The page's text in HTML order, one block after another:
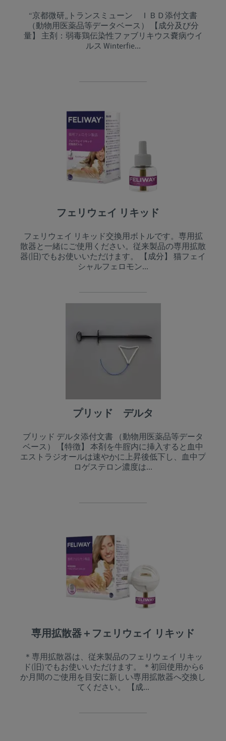
“京都微研„トランスミューン ＩＢＤ添付文書
（動物用医薬品等データベース） 【成分及び分
量】 主剤：弱毒鶏伝染性ファブリキウス嚢病ウイ
ルス Winterfie...
フェリウェイ リキッド
フェリウェイ リキッド交換用ボトルです。専用拡
散器と一緒にご使用ください。従来製品の専用拡散
器(旧)でもお使いいただけます。 【成分】 猫フェイ
シャルフェロモン...
プリッド デルタ
ブリッド デルタ添付文書 （動物用医薬品等データ
ベース） 【特徴】 本剤を牛腟内に挿入すると血中
エストラジオールは速やかに上昇後低下し、血中プ
ロゲステロン濃度は...
専用拡散器＋フェリウェイ リキッド
＊専用拡散器は、従来製品のフェリウェイ リキッ
ド(旧)でもお使いいただけます。 ＊初回使用から6
か月間のご使用を目安に新しい専用拡散器へ交換し
てください。 【成...